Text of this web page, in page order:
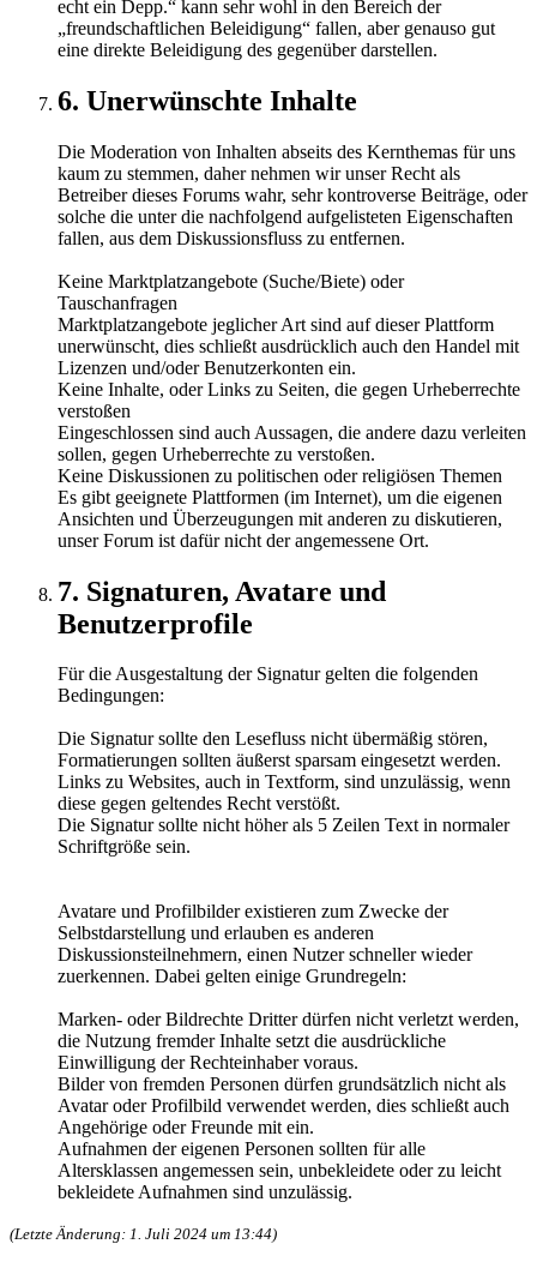
echt ein Depp.“ kann sehr wohl in den Bereich der
„freundschaftlichen Beleidigung“ fallen, aber genauso gut
eine direkte Beleidigung des gegenüber darstellen.
6. Unerwünschte Inhalte
Die Moderation von Inhalten abseits des Kernthemas für uns
kaum zu stemmen, daher nehmen wir unser Recht als
Betreiber dieses Forums wahr, sehr kontroverse Beiträge, oder
solche die unter die nachfolgend aufgelisteten Eigenschaften
fallen, aus dem Diskussionsfluss zu entfernen.
Keine Marktplatzangebote (Suche/Biete) oder
Tauschanfragen
Marktplatzangebote jeglicher Art sind auf dieser Plattform
unerwünscht, dies schließt ausdrücklich auch den Handel mit
Lizenzen und/oder Benutzerkonten ein.
Keine Inhalte, oder Links zu Seiten, die gegen Urheberrechte
verstoßen
Eingeschlossen sind auch Aussagen, die andere dazu verleiten
sollen, gegen Urheberrechte zu verstoßen.
Keine Diskussionen zu politischen oder religiösen Themen
Es gibt geeignete Plattformen (im Internet), um die eigenen
Ansichten und Überzeugungen mit anderen zu diskutieren,
unser Forum ist dafür nicht der angemessene Ort.
7. Signaturen, Avatare und
Benutzerprofile
Für die Ausgestaltung der Signatur gelten die folgenden
Bedingungen:
Die Signatur sollte den Lesefluss nicht übermäßig stören,
Formatierungen sollten äußerst sparsam eingesetzt werden.
Links zu Websites, auch in Textform, sind unzulässig, wenn
diese gegen geltendes Recht verstößt.
Die Signatur sollte nicht höher als 5 Zeilen Text in normaler
Schriftgröße sein.
Avatare und Profilbilder existieren zum Zwecke der
Selbstdarstellung und erlauben es anderen
Diskussionsteilnehmern, einen Nutzer schneller wieder
zuerkennen. Dabei gelten einige Grundregeln:
Marken- oder Bildrechte Dritter dürfen nicht verletzt werden,
die Nutzung fremder Inhalte setzt die ausdrückliche
Einwilligung der Rechteinhaber voraus.
Bilder von fremden Personen dürfen grundsätzlich nicht als
Avatar oder Profilbild verwendet werden, dies schließt auch
Angehörige oder Freunde mit ein.
Aufnahmen der eigenen Personen sollten für alle
Altersklassen angemessen sein, unbekleidete oder zu leicht
bekleidete Aufnahmen sind unzulässig.
(Letzte Änderung: 1. Juli 2024 um 13:44)